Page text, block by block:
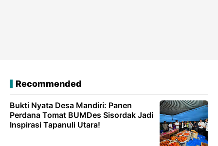
Recommended
Bukti Nyata Desa Mandiri: Panen
Perdana Tomat BUMDes Sisordak Jadi
Inspirasi Tapanuli Utara!